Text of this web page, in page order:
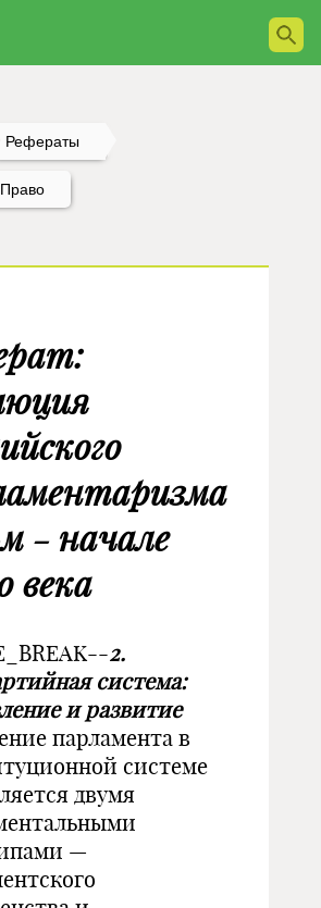
Рефераты
- начале
века
2.
система:
и развитие
парламента в
системе
двумя
—